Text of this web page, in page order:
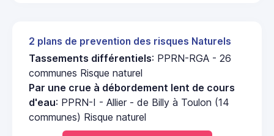
2 plans de prevention des risques Naturels
Tassements différentiels: PPRN-RGA - 26
communes Risque naturel
Par une crue à débordement lent de cours
d'eau: PPRN-I - Allier - de Billy à Toulon (14
communes) Risque naturel